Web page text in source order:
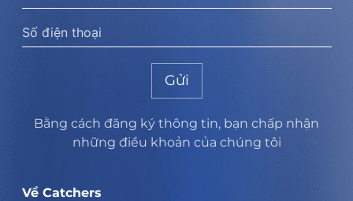
Gửi
Bằng cách đăng ký thông tin, bạn chấp nhận
những điều khoản của chúng tôi
Về Catchers